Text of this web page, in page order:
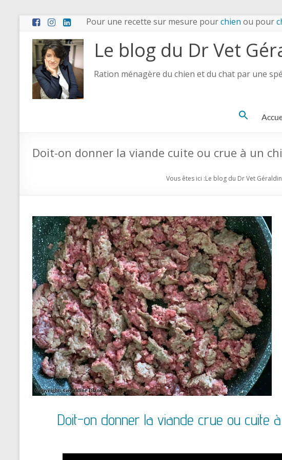
Pour une recette sur mesure pourchien ou pour
Le blog du Dr Vet
Ration ménagère du chien et du chat par une
Search
Doit-on donner la viande cuite ou crue à un
Vous êtes ici :Le blog du Dr Vet
Doit-on donner la viande crue ou cuite